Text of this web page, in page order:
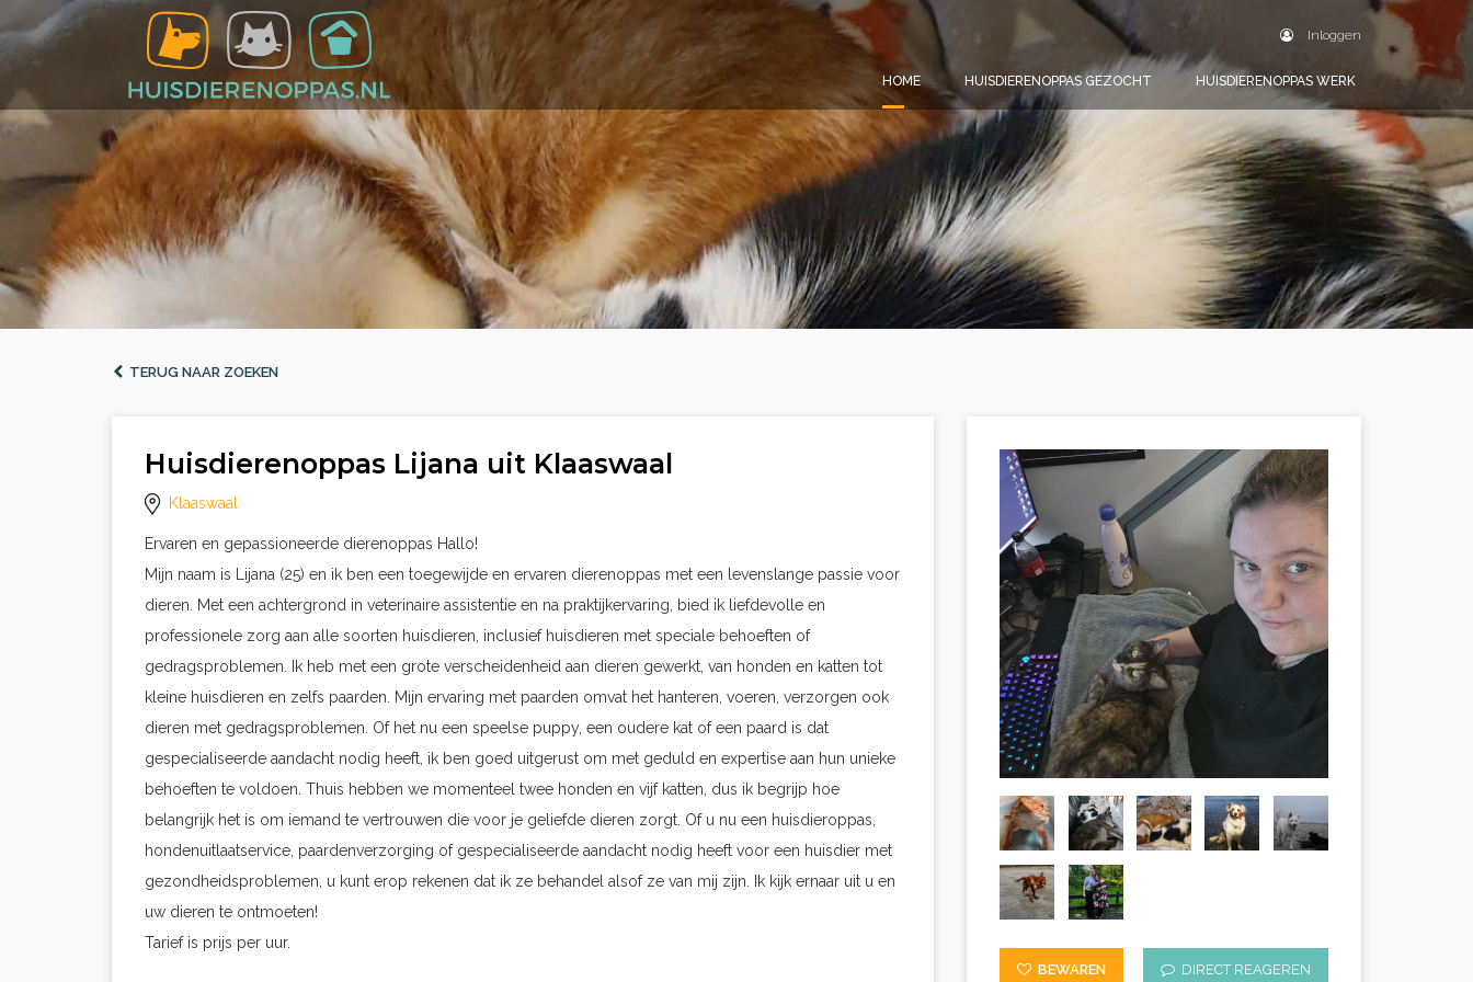
Inloggen
HOME HUISDIERENOPPAS GEZOCHT HUISDIERENOPPAS WERK
TERUG NAAR ZOEKEN
Huisdierenoppas Lijana uit Klaaswaal
Klaaswaal
Ervaren en gepassioneerde dierenoppas Hallo!
Mijn naam is Lijana (25) en ik ben een toegewijde en ervaren dierenoppas met een levenslange passie voor
dieren. Met een achtergrond in veterinaire assistentie en na praktijkervaring, bied ik liefdevolle en
professionele zorg aan alle soorten huisdieren, inclusief huisdieren met speciale behoeften of
gedragsproblemen. Ik heb met een grote verscheidenheid aan dieren gewerkt, van honden en katten tot
kleine huisdieren en zelfs paarden. Mijn ervaring met paarden omvat het hanteren, voeren, verzorgen ook
dieren met gedragsproblemen. Of het nu een speelse puppy, een oudere kat of een paard is dat
gespecialiseerde aandacht nodig heeft, ik ben goed uitgerust om met geduld en expertise aan hun unieke
behoeften te voldoen. Thuis hebben we momenteel twee honden en vijf katten, dus ik begrijp hoe
belangrijk het is om iemand te vertrouwen die voor je geliefde dieren zorgt. Of u nu een huisdieroppas,
hondenuitlaatservice, paardenverzorging of gespecialiseerde aandacht nodig heeft voor een huisdier met
gezondheidsproblemen, u kunt erop rekenen dat ik ze behandel alsof ze van mij zijn. Ik kijk ernaar uit u en
uw dieren te ontmoeten!
Tarief is prijs per uur.
BEWAREN DIRECT REAGEREN